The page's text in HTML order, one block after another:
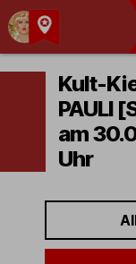
Kult-
Kieztouren
Hamburg
Kult-
PAULI
am
Uhr